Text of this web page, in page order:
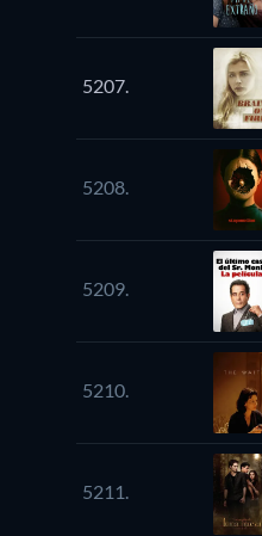
5207.
5208.
5209.
5210.
5211.